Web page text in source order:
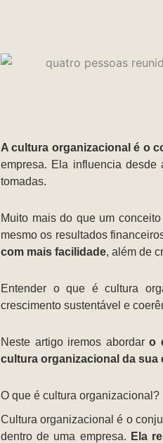
A cultura organizacional é o
empresa. Ela influencia
tomadas.
Muito mais do que um
mesmo os resultados
com mais facilidade, além de
Entender o que é cultura
crescimento sustentável e
Neste artigo iremos abordar o
cultura organizacional da sua
O que é cultura organizacional?
Cultura organizacional é o
dentro de uma empresa. Ela